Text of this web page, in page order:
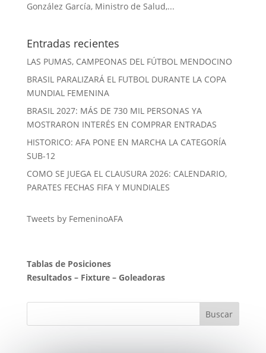
González García, Ministro de Salud,...
Entradas recientes
LAS PUMAS, CAMPEONAS DEL FÚTBOL MENDOCINO
BRASIL PARALIZARÁ EL FUTBOL DURANTE LA COPA
MUNDIAL FEMENINA
BRASIL 2027: MÁS DE 730 MIL PERSONAS YA
MOSTRARON INTERÉS EN COMPRAR ENTRADAS
HISTORICO: AFA PONE EN MARCHA LA CATEGORÍA
SUB-12
COMO SE JUEGA EL CLAUSURA 2026: CALENDARIO,
PARATES FECHAS FIFA Y MUNDIALES
Tweets by FemeninoAFA
Tablas de Posiciones
Resultados– Fixture– Goleadoras